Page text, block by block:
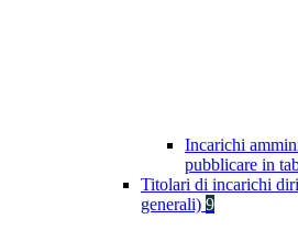
Incarichi
pubblicare in
Titolari di incarichi
generali) 9